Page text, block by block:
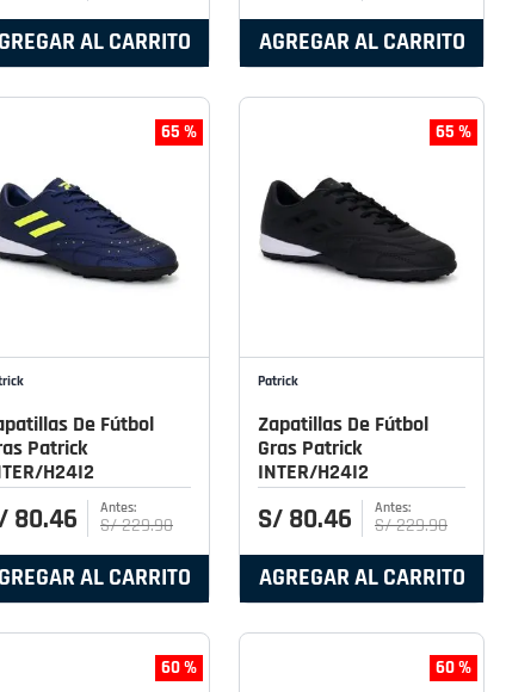
AL CARRITO AGREGAR AL CARRITO
65 %
De Fútbol
Patrick
H24I2
80.46 S/229.90
AL CARRITO
65 %
Patrick
Zapatillas De Fútbol
Gras Patrick
INTER/H24I2
S/ 80.46 S/229.90
AGREGAR AL CARRITO
60 % 60 %